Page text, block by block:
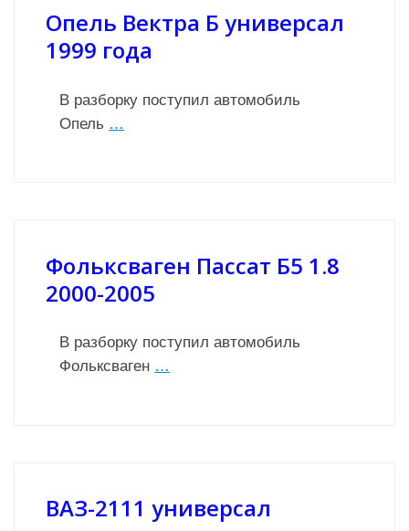
Опель Вектра Б универсал
1999 года
В разборку поступил автомобиль
Опель …
Фольксваген Пассат Б5 1.8
2000-2005
В разборку поступил автомобиль
Фольксваген …
ВАЗ-2111 универсал